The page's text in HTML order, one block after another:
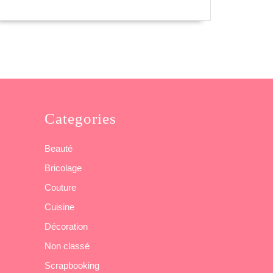
Categories
Beauté
Bricolage
Couture
Cuisine
Décoration
Non classé
Scrapbooking